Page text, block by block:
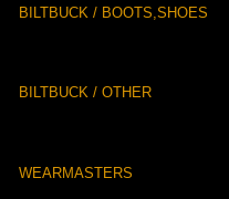
BILTBUCK / BOOTS,SHOES
BILTBUCK / OTHER
WEARMASTERS